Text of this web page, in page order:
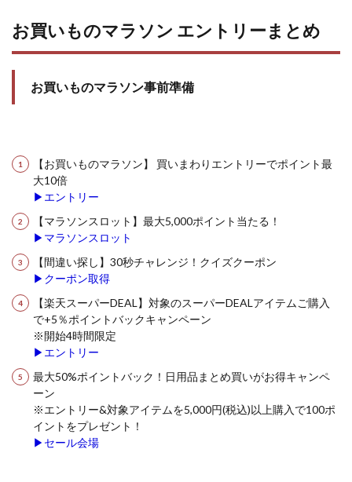
お買いものマラソン エントリーまとめ
お買いものマラソン事前準備
【お買いものマラソン】 買いまわりエントリーでポイント最
大10倍
▶エントリー
【マラソンスロット】最大5,000ポイント当たる！
▶マラソンスロット
【間違い探し】30秒チャレンジ！クイズクーポン
▶クーポン取得
【楽天スーパーDEAL】対象のスーパーDEALアイテムご購入
で+5％ポイントバックキャンペーン
※開始4時間限定
▶エントリー
最大50%ポイントバック！日用品まとめ買いがお得キャンペ
ーン
※エントリー&対象アイテムを5,000円(税込)以上購入で100ポ
イントをプレゼント！
▶セール会場